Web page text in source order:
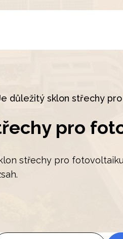
důležitý sklon střechy
pro
střechy pro